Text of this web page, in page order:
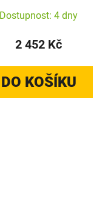
Dostupnost: 4 dny
2 452 Kč
DO KOŠÍKU